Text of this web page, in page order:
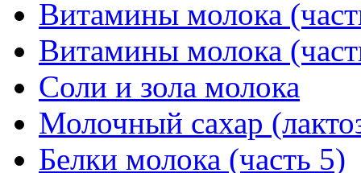
Витамины молока
Витамины молока
Соли и зола молока
Молочный сахар
Белки молока (часть 5)